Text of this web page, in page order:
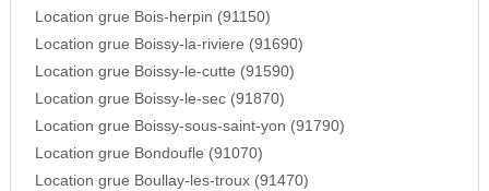
Location grue Bois-herpin (91150)
Location grue Boissy-la-riviere (91690)
Location grue Boissy-le-cutte (91590)
Location grue Boissy-le-sec (91870)
Location grue Boissy-sous-saint-yon (91790)
Location grue Bondoufle (91070)
Location grue Boullay-les-troux (91470)